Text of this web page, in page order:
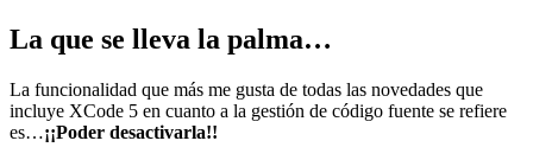
La que se lleva la palma…
La funcionalidad que más me gusta de todas las novedades que
incluye XCode 5 en cuanto a la gestión de código fuente se refiere
es…¡¡Poder desactivarla!!